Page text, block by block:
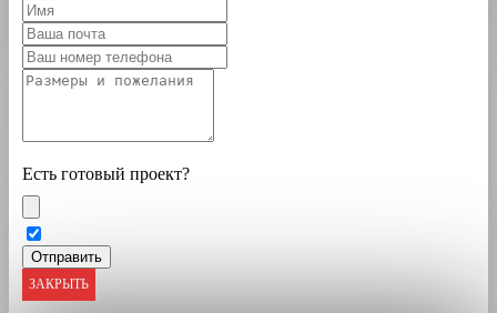
Есть готовый проект?
ЗАКРЫТЬ